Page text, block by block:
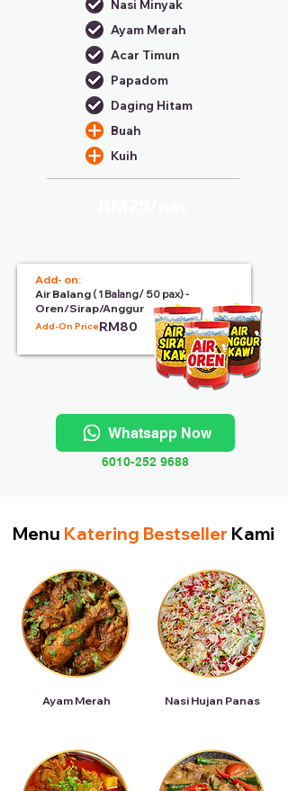
Nasi Minyak
Ayam Merah
Acar Timun
Papadom
Daging Hitam
Buah
Kuih
Add- on:
Air Balang ( 1 Balang/ 50 pax) -
Oren/Sirap/Anggur
Add-On Price:RM80
Whatsapp Now
6010-252 9688
Menu Katering Bestseller Kami
Ayam Merah Nasi Hujan Panas